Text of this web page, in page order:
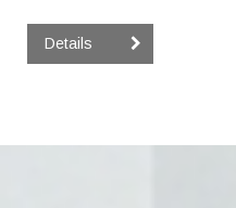
Details